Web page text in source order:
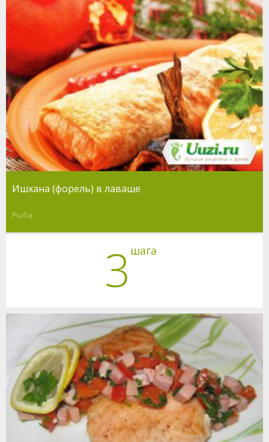
Ишхана (форель) в лаваше
Рыба
3 шага